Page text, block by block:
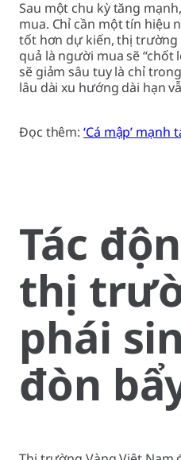
Sau một chu kỳ tăng
mua. Chỉ cần một tín hiệu
tốt hơn dự kiến, thị
quả là người mua sẽ “chốt
sẽ giảm sâu tuy là chỉ
lâu dài xu hướng dài hạn
Đọc thêm:‘Cá mập’ mạnh
Tác
thị
phái
đòn